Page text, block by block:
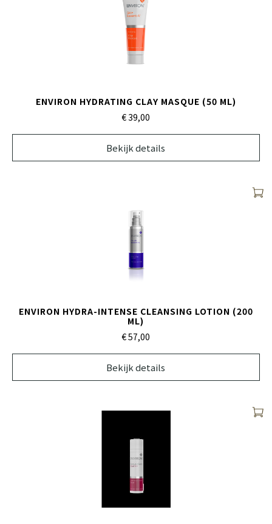
ENVIRON HYDRATING CLAY MASQUE (50 ML)
€ 39,00
Bekijk details
ENVIRON HYDRA-INTENSE CLEANSING LOTION (200
ML)
€ 57,00
Bekijk details